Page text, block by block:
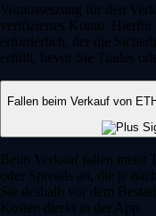
Voraussetzung für den
verifiziertes Konto. Hierfür
erforderlich, der die
erfüllt, bevor Sie Trades
Fallen beim Verkauf von
Beim Verkauf fallen meist
oder Spreads an, die je
Sie deshalb vor dem
Kosten direkt in der App.